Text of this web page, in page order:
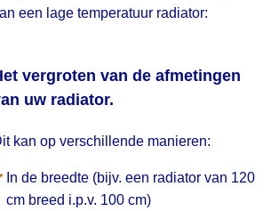
een lage temperatuur radiator:
vergroten van de afmetingen
uw radiator.
kan op verschillende manieren:
In de breedte (bijv. een radiator van 120
cm breed i.p.v. 100 cm)